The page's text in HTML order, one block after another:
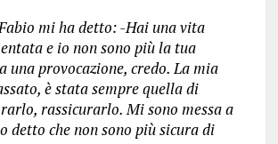
mi ha detto: -Hai una vita
e io non sono più la tua
provocazione, credo. La mia
è stata sempre quella di
rassicurarlo. Mi sono messa a
detto che non sono più sicura di